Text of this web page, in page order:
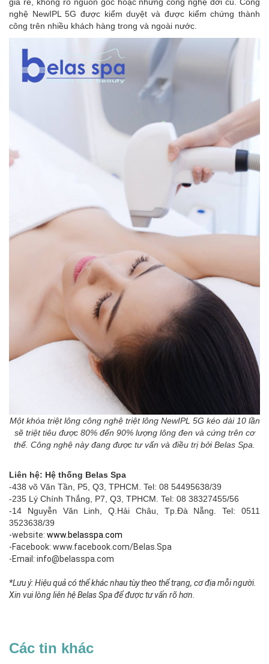
nghệ NewIPL 5G được kiểm duyệt và được kiểm chứng thành
công trên nhiều khách hàng trong và ngoài nước.
Một khóa triệt lông công nghệ triệt lông NewIPL 5G kéo dài 10 lần
sẽ triệt tiêu được 80% đến 90% lượng lông đen và cứng trên cơ
thể. Công nghệ này đang được tư vấn và điều trị bởi Belas Spa.
Liên hệ: Hệ thống Belas Spa
-438 võ Văn Tần, P5, Q3, TPHCM. Tel: 08 54495638/39
-235 Lý Chính Thắng, P7, Q3, TPHCM. Tel: 08 38327455/56
-14 Nguyễn Văn Linh, Q.Hải Châu, Tp.Đà Nẵng. Tel: 0511
3523638/39
-website: www.belasspa.com
-Facebook: www.facebook.com/Belas.Spa
-Email: info@belasspa.com
*Lưu ý: Hiệu quả có thể khác nhau tùy theo thể trạng, cơ địa mỗi người.
Xin vui lòng liên hệ Belas Spa để được tư vấn rõ hơn.
Các tin khác